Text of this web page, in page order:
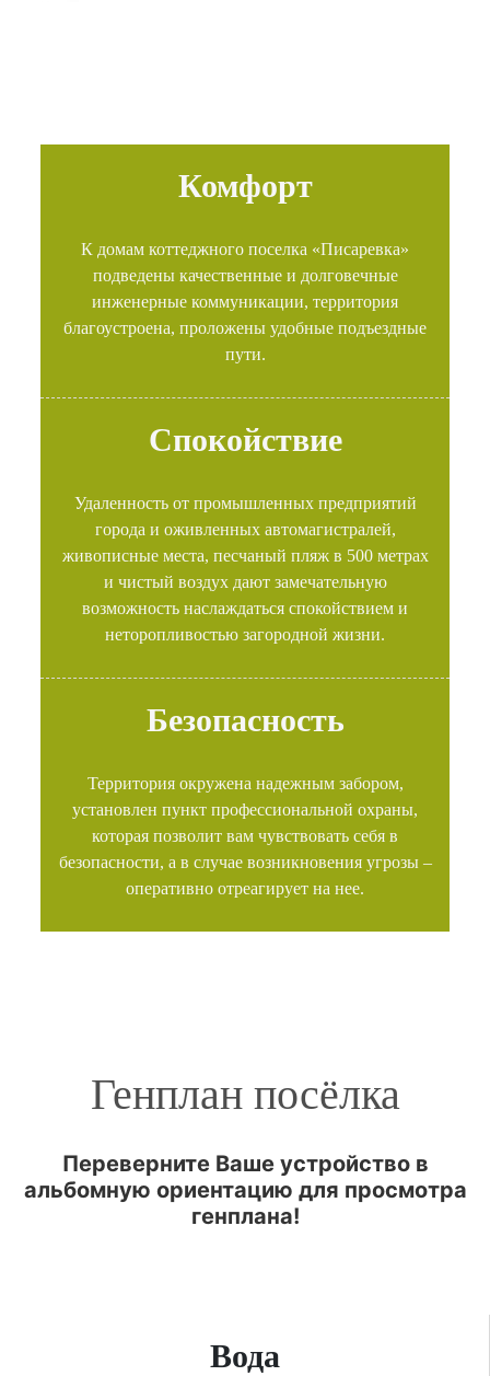
Комфорт
К домам коттеджного поселка «Писаревка»
подведены качественные и долговечные
инженерные коммуникации, территория
благоустроена, проложены удобные подъездные
пути.
Спокойствие
Удаленность от промышленных предприятий
города и оживленных автомагистралей,
живописные места, песчаный пляж в 500 метрах
и чистый воздух дают замечательную
возможность наслаждаться спокойствием и
неторопливостью загородной жизни.
Безопасность
Территория окружена надежным забором,
установлен пункт профессиональной охраны,
которая позволит вам чувствовать себя в
безопасности, а в случае возникновения угрозы –
оперативно отреагирует на нее.
Генплан посёлка
Переверните Ваше устройство в
альбомную ориентацию для просмотра
генплана!
Вода